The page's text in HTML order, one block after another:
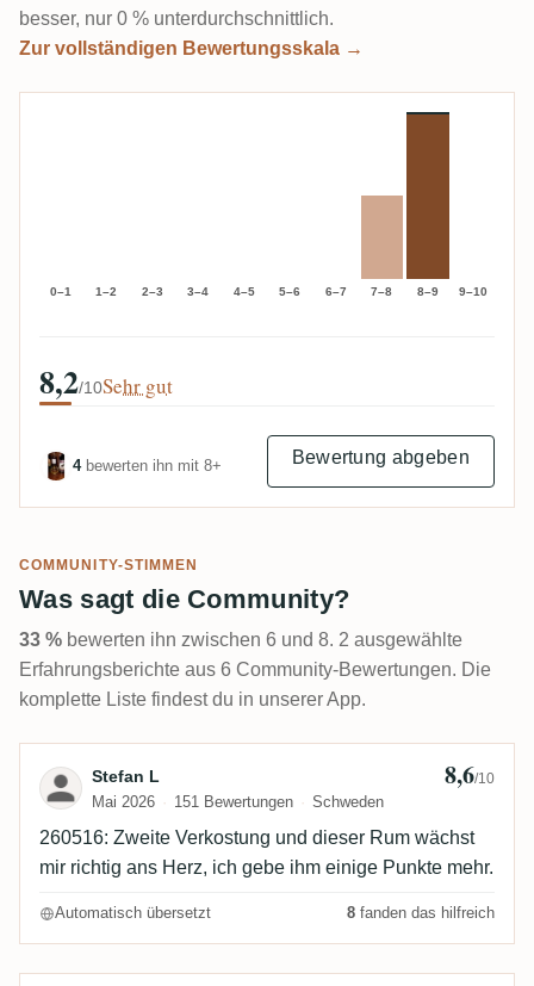
besser, nur 0 % unterdurchschnittlich.
Zur vollständigen Bewertungsskala →
0–1 1–2 2–3 3–4 4–5 5–6 6–7 7–8 8–9 9–10
8,2/10Sehr gut
4bewerten ihn mit 8+ Bewertung abgeben
COMMUNITY-STIMMEN
Was sagt die Community?
33 % bewerten ihn zwischen 6 und 8. 2 ausgewählte
Erfahrungsberichte aus 6 Community-Bewertungen. Die
komplette Liste findest du in unserer App.
Bewertung von Stefan L
Stefan L
Mai 2026 151 Bewertungen Schweden
8,6/10
260516: Zweite Verkostung und dieser Rum wächst
mir richtig ans Herz, ich gebe ihm einige Punkte mehr.
Automatisch übersetzt 8 fanden das hilfreich